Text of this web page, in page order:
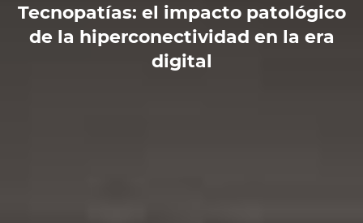
Tecnopatías: el impacto patológico
de la hiperconectividad en la era
digital